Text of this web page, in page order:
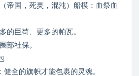
帝国，死灵，混沌）船模：血祭血
的巨苟、更多的帕瓦。
部社保。
全的旗帜才能包裹的灵魂。